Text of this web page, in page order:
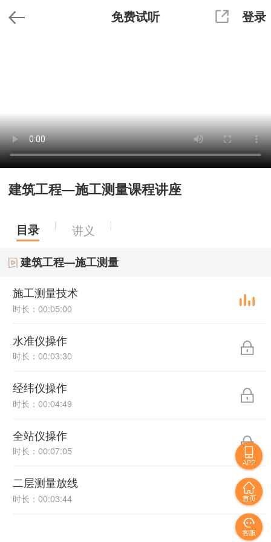
免费试听 登录
建筑工程—施工测量课程讲座
目录 讲义
建筑工程—施工测量
施工测量技术
时长：00:05:00
水准仪操作
时长：00:03:30
经纬仪操作
时长：00:04:49
全站仪操作
时长：00:07:05
二层测量放线
时长：00:03:44